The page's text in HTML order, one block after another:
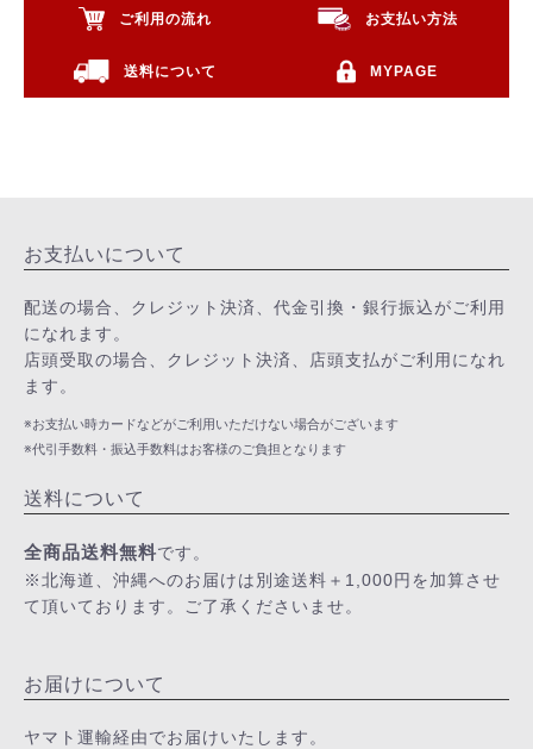
ご利用の流れ お支払い方法
送料について MYPAGE
お支払いについて
配送の場合、クレジット決済、代金引換・銀行振込がご利用
になれます。
店頭受取の場合、クレジット決済、店頭支払がご利用になれ
ます。
※お支払い時カードなどがご利用いただけない場合がございます
※代引手数料・振込手数料はお客様のご負担となります
送料について
全商品送料無料です。
※北海道、沖縄へのお届けは別途送料＋1,000円を加算させ
て頂いております。ご了承くださいませ。
お届けについて
ヤマト運輸経由でお届けいたします。